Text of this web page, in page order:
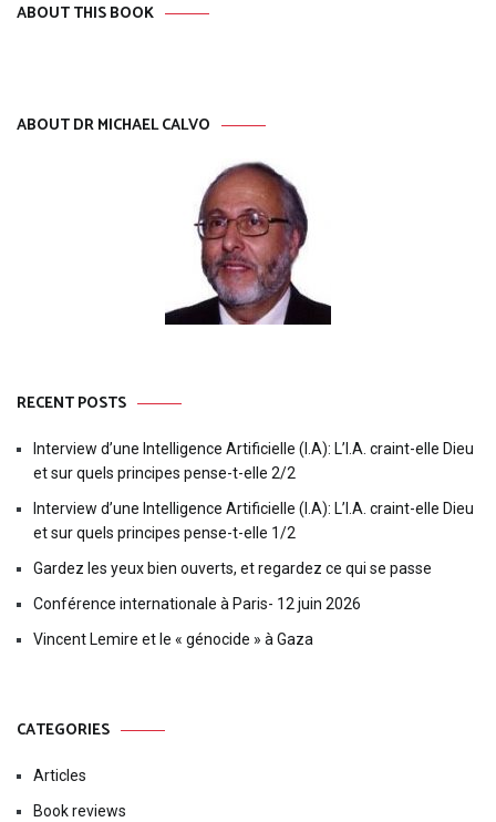
ABOUT THIS BOOK
ABOUT DR MICHAEL CALVO
RECENT POSTS
Interview d’une Intelligence Artificielle (I.A): L’I.A. craint-elle Dieu
et sur quels principes pense-t-elle 2/2
Interview d’une Intelligence Artificielle (I.A): L’I.A. craint-elle Dieu
et sur quels principes pense-t-elle 1/2
Gardez les yeux bien ouverts, et regardez ce qui se passe
Conférence internationale à Paris- 12 juin 2026
Vincent Lemire et le « génocide » à Gaza
CATEGORIES
Articles
Book reviews